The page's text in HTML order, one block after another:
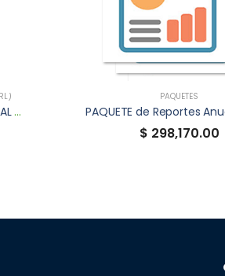
INFORMACIÓN FINANCIERA TRIMESTRAL XBRL DE BAFIRME
PAQUETES
PAQUETE de Reportes
$ 298,170.00